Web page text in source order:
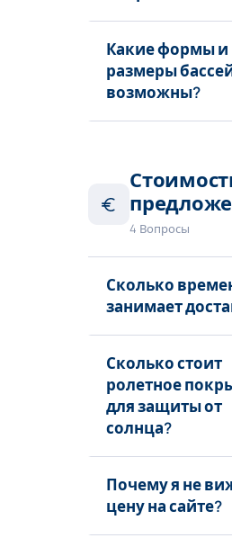
Какие формы и
размеры
возможны?
4 Вопросы
Сколько
занимает
Сколько стоит
ролетное
для защиты от
солнца?
Почему я не
цену на сайте?